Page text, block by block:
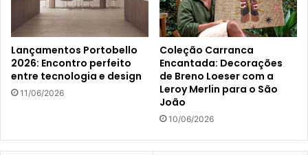
Lançamentos Portobello
2026: Encontro perfeito
entre tecnologia e design
11/06/2026
Coleção Carranca
Encantada: Decorações
de Breno Loeser com a
Leroy Merlin para o São
João
10/06/2026